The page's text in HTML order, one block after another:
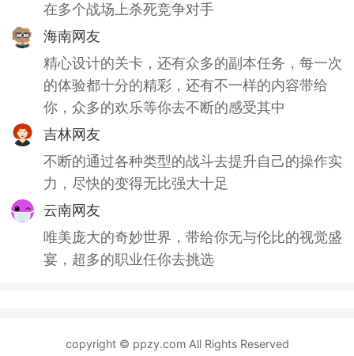
在多个战场上杀死竞争对手
海南网友
精心设计的关卡，还有众多的副本任务，每一次
的体验都十分的精彩，还有不一样的内容带给
你，众多的欢乐等你去不断的感受其中
吉林网友
不断的通过各种类型的战斗去提升自己的操作实
力，尽快的变得无比强大十足
云南网友
唯美庞大的奇妙世界，带给你无与伦比的视觉盛
宴，超多的职业任你去挑选
copyright © ppzy.com All Rights Reserved